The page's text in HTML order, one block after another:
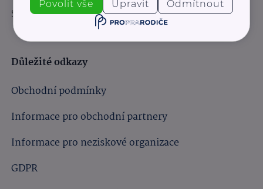
Sledujte nás:
Důležité odkazy
Obchodní podmínky
Informace pro obchodní partnery
Informace pro neziskové organizace
GDPR
Povolit vše Upravit Odmítnout